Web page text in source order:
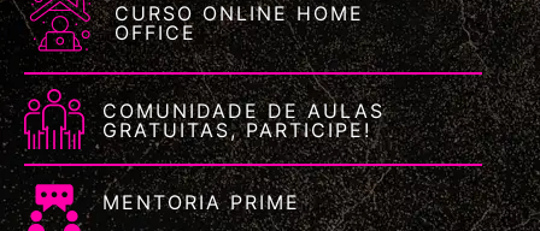
CURSO ONLINE HOME
OFFICE
COMUNIDADE DE AULAS
GRATUITAS, PARTICIPE!
MENTORIA PRIME